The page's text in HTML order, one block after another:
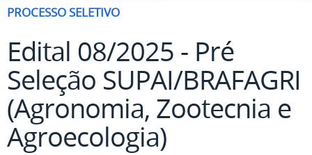
PROCESSO SELETIVO
Edital 08/2025 - Pré
Seleção SUPAI/BRAFAGRI
(Agronomia, Zootecnia e
Agroecologia)